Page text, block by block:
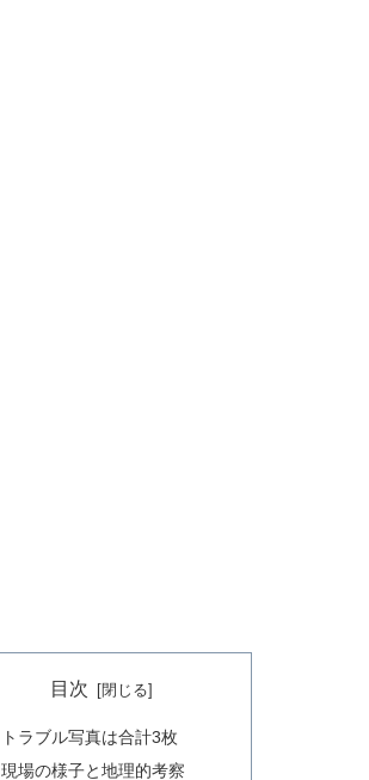
目次
トラブル写真は合計3枚
現場の様子と地理的考察